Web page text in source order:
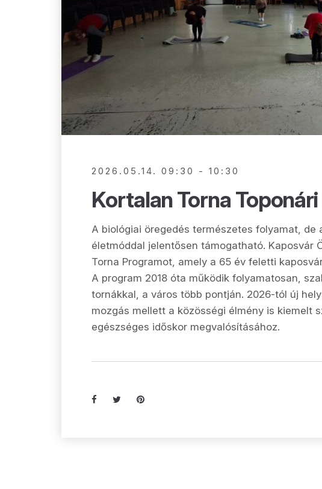
2026.05.14. 09:30 - 10:30
Kortalan Torna
A biológiai öregedés természetes folyamat,
életmóddal jelentősen támogatható. Kaposvár
Torna Programot, amely a 65 év feletti
A program 2018 óta működik folyamatosan,
tornákkal, a város több pontján. 2026-tól új
mozgás mellett a közösségi élmény is kiemelt
egészséges időskor megvalósításához.